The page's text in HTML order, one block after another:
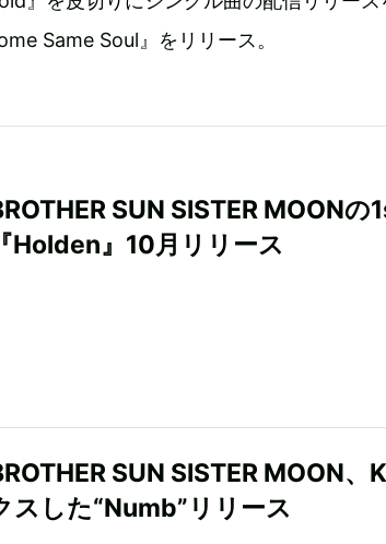
Same Soul』をリリース。
SUN SISTER MOON
『Holden』10月リリース
SUN SISTER MOON
スした“Numb”リリース